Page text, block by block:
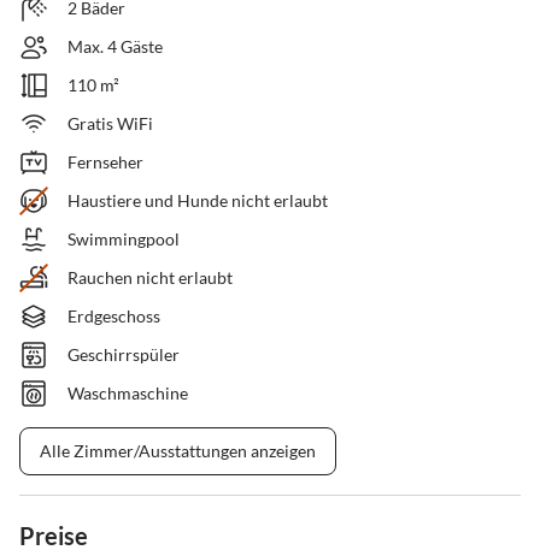
2 Bäder
Max. 4 Gäste
110 m²
Gratis WiFi
Fernseher
Haustiere und Hunde nicht erlaubt
Swimmingpool
Rauchen nicht erlaubt
Erdgeschoss
Geschirrspüler
Waschmaschine
Alle Zimmer/Ausstattungen anzeigen
Preise